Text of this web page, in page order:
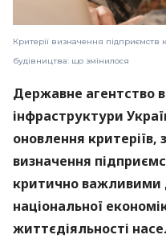
Критерії визначення
будівництва: що змінилося
Державне агентство
інфраструктури
оновлення критеріїв,
визначення
критично важливими
національної
життєдіяльності